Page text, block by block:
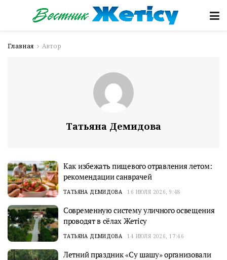
Главная Автор
Татьяна Демидова
Как избежать пищевого отравления летом:
рекомендации санврачей
ТАТЬЯНА ДЕМИДОВА 16 ИЮЛЯ 2026, 9:48
Cовременную систему уличного освещения
проводят в сёлах Жетісу
ТАТЬЯНА ДЕМИДОВА 14 ИЮЛЯ 2026, 17:46
Летний праздник «Су шашу» организовали